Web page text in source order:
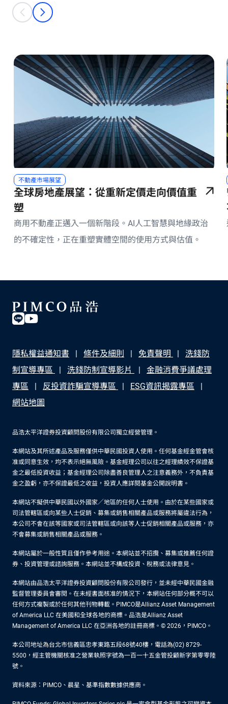
This is a carousel with individual cards. Use the previous and next
prev
next
不動產市場展望
全球房地產展望：從重新定價走向價值重
塑
商用不動產正邁入一個新階段。AI人工智慧與地緣政治
的不確定性，正在重塑實體空間的使用方式與估值。
隱私權益通知書 條件及細則 免責聲明
洗錢防
制宣導專區
洗錢防制宣導影片
金融消費爭議處理
專區
反投資詐騙宣導專區
ESG資訊揭露專區
網站地圖
品浩太平洋證券投資顧問股份有限公司獨立經營管理。
本網站及其所述產品及服務僅供中華民國投資人使用。任何基金經金管會核
准或同意生效，均不表示絕無風險。基金經理公司以往之經理績效不保證基
金之最低投資收益；基金經理公司除盡善良管理人之注意義務外，不負責基
金之盈虧，亦不保證最低之收益，投資人應詳閱基金公開說明書。
本網站不擬供中華民國以外國家／地區的任何人士使用。由於在某些國家或
司法管轄區或向某些人士促銷、募集或銷售相關產品或服務將屬違法行為，
本公司不會在該等國家或司法管轄區或向該等人士促銷相關產品或服務，亦
不會募集或銷售相關產品或服務。
本網站屬於一般性質且僅作參考用途。本網站並不招攬、募集或推薦任何證
券、投資管理或諮詢服務。本網站並不構成投資、稅務或法律意見。
本網站由品浩太平洋證券投資顧問股份有限公司發行，並未經中華民國金融
監督管理委員會審閱。在未經書面核准的情況下，本網站任何部分概不可以
任何方式複製或於任何其他刊物轉載。PIMCO是Allianz Asset Management
of America LLC 在美國和全球各地的商標。品浩是Allianz Asset
Management of America LLC 在亞洲各地的註冊商標。© 2026，PIMCO。
本公司地址為台北市信義區忠孝東路五段68號40樓，電話為(02) 8729-
5500，經主管機關核准之營業執照字號為一百一十五金管投顧新字第零零陸
號。
資料來源：PIMCO、晨星、基準指數數據供應商。